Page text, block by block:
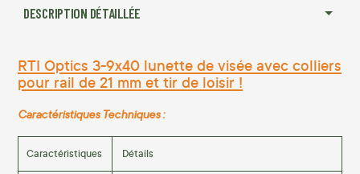
DESCRIPTION DÉTAILLÉE
RTI Optics 3-9x40 lunette de visée avec colliers
pour rail de 21 mm et tir de loisir !
Caractéristiques Techniques :
Caractéristiques Détails